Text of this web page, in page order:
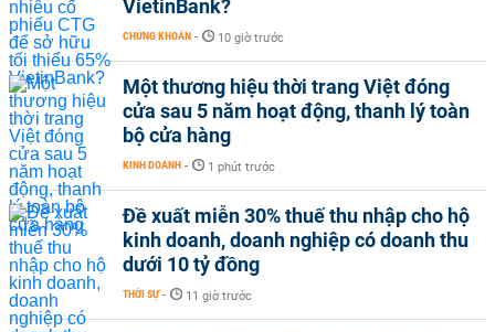
VietinBank?
CHỨNG KHOÁN - 10 giờ trước
Một thương hiệu thời trang Việt đóng
cửa sau 5 năm hoạt động, thanh lý toàn
bộ cửa hàng
KINH DOANH - 1 phút trước
Đề xuất miễn 30% thuế thu nhập cho hộ
kinh doanh, doanh nghiệp có doanh thu
dưới 10 tỷ đồng
THỜI SỰ - 11 giờ trước